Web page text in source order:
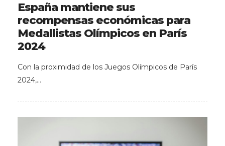
España mantiene sus
recompensas económicas para
Medallistas Olímpicos en París
2024
Con la proximidad de los Juegos Olímpicos de París
2024,…